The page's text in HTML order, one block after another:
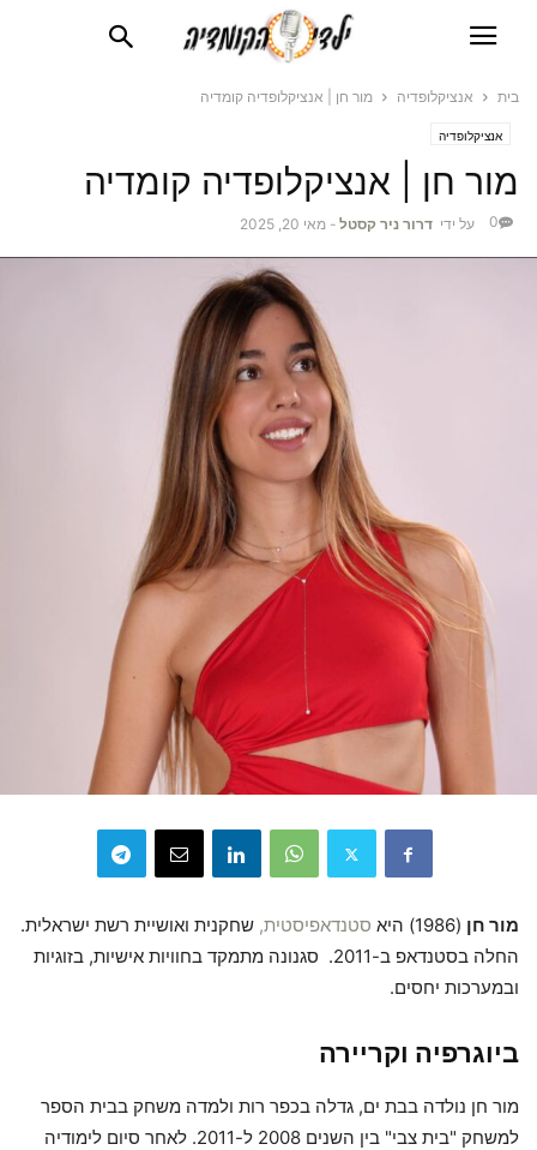
בית אנציקלופדיה מור חן | אנציקלופדיה קומדיה
אנציקלופדיה
מור חן | אנציקלופדיה קומדיה
על ידי דרור ניר קסטל - מאי 20, 2025 0
מור חן (1986) היא סטנדאפיסטית, שחקנית ואושיית רשת ישראלית.
החלה בסטנדאפ ב-2011. סגנונה מתמקד בחוויות אישיות, בזוגיות
ובמערכות יחסים.
ביוגרפיה וקריירה
מור חן נולדה בבת ים, גדלה בכפר רות ולמדה משחק בבית הספר
למשחק "בית צבי" בין השנים 2008 ל-2011. לאחר סיום לימודיה